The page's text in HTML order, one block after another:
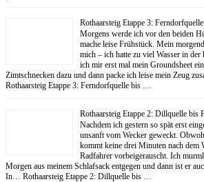
Rothaarsteig Etappe 3:
Morgens werde ich vor den beiden
mache leise Frühstück. Mein
mich – ich hatte zu viel Wasser in der
ich mir erst mal mein Groundsheet
Zimtschnecken dazu und dann packe ich leise mein Zeug
Rothaarsteig Etappe 3: Ferndorfquelle bis …
Rothaarsteig Etappe 2: Dillquelle bis
Nachdem ich gestern so spät erst
unsanft vom Wecker geweckt.
kommt keine drei Minuten nach dem
Radfahrer vorbeigerauscht. Ich
Morgen aus meinem Schlafsack entgegen und dann ist er
In… Rothaarsteig Etappe 2: Dillquelle bis …